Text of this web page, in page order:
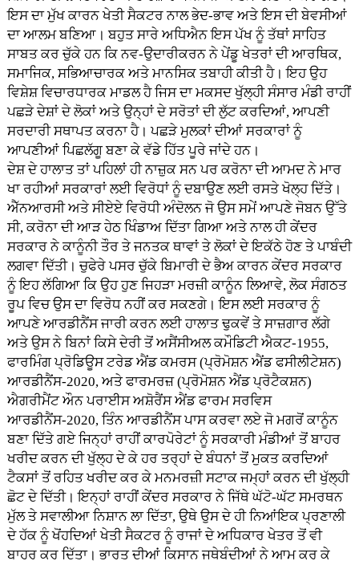
ਇਸ ਦਾ ਮੁੱਖ ਕਾਰਨ ਖੇਤੀ ਸੈਕਟਰ ਨਾਲ ਭੇਦ-ਭਾਵ ਅਤੇ ਇਸ ਦੀ ਬੇਵਸੀਆਂ
ਦਾ ਆਲਮ ਬਣਿਆ। ਬਹੁਤ ਸਾਰੇ ਅਧਿਐਨ ਇਸ ਪੱਖ ਨੂੰ ਤੱਥਾਂ ਸਾਹਿਤ
ਸਾਬਤ ਕਰ ਚੁੱਕੇ ਹਨ ਕਿ ਨਵ-ਉਦਾਰੀਕਰਨ ਨੇ ਪੇਂਡੂ ਖੇਤਰਾਂ ਦੀ ਆਰਥਿਕ,
ਸਮਾਜਿਕ, ਸਭਿਆਚਾਰਕ ਅਤੇ ਮਾਨਸਿਕ ਤਬਾਹੀ ਕੀਤੀ ਹੈ। ਇਹ ਉਹ
ਵਿਸ਼ੇਸ਼ ਵਿਚਾਰਧਾਰਕ ਮਾਡਲ ਹੈ ਜਿਸ ਦਾ ਮਕਸਦ ਖੁੱਲ੍ਹੀ ਸੰਸਾਰ ਮੰਡੀ ਰਾਹੀਂ
ਪਛੜੇ ਦੇਸ਼ਾਂ ਦੇ ਲੋਕਾਂ ਅਤੇ ਉਨ੍ਹਾਂ ਦੇ ਸਰੋਤਾਂ ਦੀ ਲੁੱਟ ਕਰਦਿਆਂ, ਆਪਣੀ
ਸਰਦਾਰੀ ਸਥਾਪਤ ਕਰਨਾ ਹੈ। ਪਛੜੇ ਮੁਲਕਾਂ ਦੀਆਂ ਸਰਕਾਰਾਂ ਨੂੰ
ਆਪਣੀਆਂ ਪਿਛਲੱਗੂ ਬਣਾ ਕੇ ਵੱਡੇ ਹਿੱਤ ਪੂਰੇ ਜਾਂਦੇ ਹਨ।
ਦੇਸ਼ ਦੇ ਹਾਲਾਤ ਤਾਂ ਪਹਿਲਾਂ ਹੀ ਨਾਜ਼ੁਕ ਸਨ ਪਰ ਕਰੋਨਾ ਦੀ ਆਮਦ ਨੇ ਮਾਰ
ਖਾ ਰਹੀਆਂ ਸਰਕਾਰਾਂ ਲਈ ਵਿਰੋਧਾਂ ਨੂੰ ਦਬਾਉਣ ਲਈ ਰਸਤੇ ਖੋਲ੍ਹ ਦਿੱਤੇ।
ਐੱਨਆਰਸੀ ਅਤੇ ਸੀਏਏ ਵਿਰੋਧੀ ਅੰਦੋਲਨ ਜੋ ਉਸ ਸਮੇਂ ਆਪਣੇ ਜੋਬਨ ਉੱਤੇ
ਸੀ, ਕਰੋਨਾ ਦੀ ਆੜ ਹੇਠ ਖਿੰਡਾਅ ਦਿੱਤਾ ਗਿਆ ਅਤੇ ਨਾਲ ਹੀ ਕੇਂਦਰ
ਸਰਕਾਰ ਨੇ ਕਾਨੂੰਨੀ ਤੌਰ ਤੇ ਜਨਤਕ ਥਾਵਾਂ ਤੇ ਲੋਕਾਂ ਦੇ ਇਕੱਠੇ ਹੋਣ ਤੇ ਪਾਬੰਦੀ
ਲਗਵਾ ਦਿੱਤੀ। ਚੁਫੇਰੇ ਪਸਰ ਚੁੱਕੇ ਬਿਮਾਰੀ ਦੇ ਭੈਅ ਕਾਰਨ ਕੇਂਦਰ ਸਰਕਾਰ
ਨੂੰ ਇਹ ਲੱਗਿਆ ਕਿ ਉਹ ਹੁਣ ਜਿਹੜਾ ਮਰਜ਼ੀ ਕਾਨੂੰਨ ਲਿਆਵੇ, ਲੋਕ ਸੰਗਠਤ
ਰੂਪ ਵਿਚ ਉਸ ਦਾ ਵਿਰੋਧ ਨਹੀਂ ਕਰ ਸਕਣਗੇ। ਇਸ ਲਈ ਸਰਕਾਰ ਨੂੰ
ਆਪਣੇ ਆਰਡੀਨੈਂਸ ਜਾਰੀ ਕਰਨ ਲਈ ਹਾਲਾਤ ਢੁਕਵੇਂ ਤੇ ਸਾਜ਼ਗਾਰ ਲੱਗੇ
ਅਤੇ ਉਸ ਨੇ ਬਿਨਾਂ ਕਿਸੇ ਦੇਰੀ ਤੋਂ ਅਸੈਂਸੀਅਲ ਕਮੌਡਿਟੀ ਐਕਟ-1955,
ਫਾਰਮਿੰਗ ਪ੍ਰੋਡਿਊਸ ਟਰੇਡ ਐਂਡ ਕਮਰਸ (ਪ੍ਰੋਮੋਸ਼ਨ ਐਂਡ ਫਸੀਲੀਟੇਸ਼ਨ)
ਆਰਡੀਨੈਂਸ-2020, ਅਤੇ ਫਾਰਮਰਜ਼ (ਪ੍ਰੋਮੋਸ਼ਨ ਐਂਡ ਪ੍ਰੋਟੈਕਸ਼ਨ)
ਐਗਰੀਮੈਂਟ ਔਨ ਪਰਾਈਸ ਅਸ਼ੋਰੈਂਸ ਐਂਡ ਫਾਰਮ ਸਰਵਿਸ
ਆਰਡੀਨੈਂਸ-2020, ਤਿੰਨ ਆਰਡੀਨੈਂਸ ਪਾਸ ਕਰਵਾ ਲਏ ਜੋ ਮਗਰੋਂ ਕਾਨੂੰਨ
ਬਣਾ ਦਿੱਤੇ ਗਏ ਜਿਨ੍ਹਾਂ ਰਾਹੀਂ ਕਾਰਪੋਰੇਟਾਂ ਨੂੰ ਸਰਕਾਰੀ ਮੰਡੀਆਂ ਤੋਂ ਬਾਹਰ
ਖਰੀਦ ਕਰਨ ਦੀ ਖੁੱਲ੍ਹ ਦੇ ਕੇ ਹਰ ਤਰ੍ਹਾਂ ਦੇ ਬੰਧਨਾਂ ਤੋਂ ਮੁਕਤ ਕਰਦਿਆਂ
ਟੈਕਸਾਂ ਤੋਂ ਰਹਿਤ ਖਰੀਦ ਕਰ ਕੇ ਮਨਮਰਜ਼ੀ ਸਟਾਕ ਜਮ੍ਹਾਂ ਕਰਨ ਦੀ ਖੁੱਲ੍ਹੀ
ਛੋਟ ਦੇ ਦਿੱਤੀ। ਇਨ੍ਹਾਂ ਰਾਹੀਂ ਕੇਂਦਰ ਸਰਕਾਰ ਨੇ ਜਿੱਥੇ ਘੱਟੋ-ਘੱਟ ਸਮਰਥਨ
ਮੁੱਲ ਤੇ ਸਵਾਲੀਆ ਨਿਸ਼ਾਨ ਲਾ ਦਿੱਤਾ, ਉਥੇ ਉਸ ਦੇ ਹੀ ਨਿਆਂਇਕ ਪ੍ਰਣਾਲੀ
ਦੇ ਹੱਕ ਨੂੰ ਖੋਂਹਦਿਆਂ ਖੇਤੀ ਸੈਕਟਰ ਨੂੰ ਰਾਜਾਂ ਦੇ ਅਧਿਕਾਰ ਖੇਤਰ ਤੋਂ ਵੀ
ਬਾਹਰ ਕਰ ਦਿੱਤਾ। ਭਾਰਤ ਦੀਆਂ ਕਿਸਾਨ ਜਥੇਬੰਦੀਆਂ ਨੇ ਆਮ ਕਰ ਕੇ